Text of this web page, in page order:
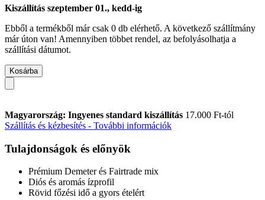
Kiszállítás szeptember 01., kedd-ig
Ebből a termékből már csak 0 db elérhető. A következő szállítmány
már úton van! Amennyiben többet rendel, az befolyásolhatja a
szállítási dátumot.
Kosárba
Magyarország: Ingyenes standard kiszállítás 17.000 Ft-tól
Szállítás és kézbesítés - További információk
Tulajdonságok és előnyök
Prémium Demeter és Fairtrade mix
Diós és aromás ízprofil
Rövid főzési idő a gyors ételért